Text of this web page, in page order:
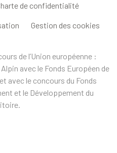
de confidentialité
Gestion des cookies
de l’Union européenne :
Alpin avec le Fonds Européen de
avec le concours du Fonds
et le Développement du